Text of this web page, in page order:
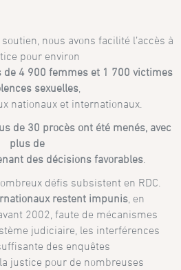
nous avons facilité l’accès à
pour environ
4 900 femmes et 1 700 victimes
sexuelles
nationaux et internationaux.
de 30 procès ont été menés, avec
plus de
des décisions favorables.
défis subsistent en RDC.
restent impunis , en
2002, faute de mécanismes
judiciaire, les interférences
des enquêtes
justice pour de nombreuses